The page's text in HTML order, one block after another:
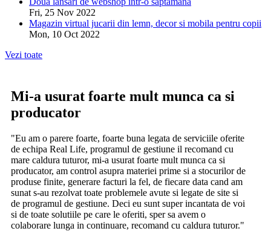
Fri, 25 Nov 2022
Magazin virtual jucarii din lemn, decor si mobila pentru copii
Mon, 10 Oct 2022
Vezi toate
Mi-a usurat foarte mult munca ca si
producator
"Eu am o parere foarte, foarte buna legata de serviciile oferite
de echipa Real Life, programul de gestiune il recomand cu
mare caldura tuturor, mi-a usurat foarte mult munca ca si
producator, am control asupra materiei prime si a stocurilor de
produse finite, generare facturi la fel, de fiecare data cand am
sunat s-au rezolvat toate problemele avute si legate de site si
de programul de gestiune. Deci eu sunt super incantata de voi
si de toate solutiile pe care le oferiti, sper sa avem o
colaborare lunga in continuare, recomand cu caldura tuturor."